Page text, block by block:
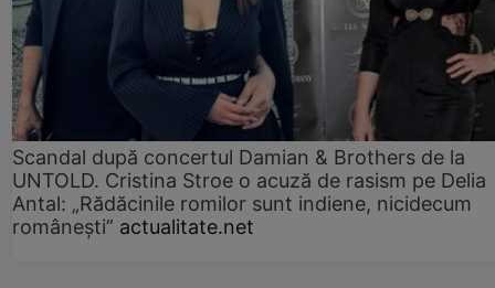
Scandal după concertul Damian & Brothers de la
UNTOLD. Cristina Stroe o acuză de rasism pe Delia
Antal: „Rădăcinile romilor sunt indiene, nicidecum
românești” actualitate.net